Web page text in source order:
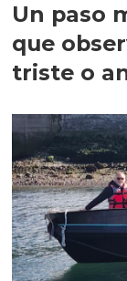
Un paso
que
triste o